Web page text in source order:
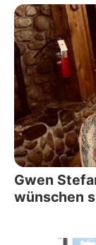
Gwen
wünschen